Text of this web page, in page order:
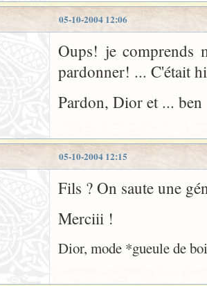
05-10-2004 12:06
Oups! je comprends
pardonner! ... C'était
Pardon, Dior et ...
05-10-2004 12:15
Fils ? On saute une
Merciii !
Dior, mode *gueule de